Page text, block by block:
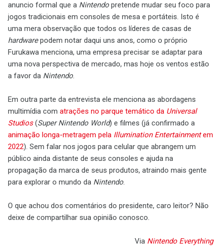
anuncio formal que a Nintendo pretende mudar seu foco para
jogos tradicionais em consoles de mesa e portáteis. Isto é
uma mera observação que todos os líderes de casas de
hardwarepodem notar daqui uns anos, como o próprio
Furukawa menciona, uma empresa precisar se adaptar para
uma nova perspectiva de mercado, mas hoje os ventos estão
a favor da Nintendo.
Em outra parte da entrevista ele menciona as abordagens
multimídia com atrações no parque temático da Universal
Studios(Super Nintendo World) e filmes (já confirmado a
animação longa-metragem pela Illumination Entertainmentem
2022). Sem falar nos jogos para celular que abrangem um
público ainda distante de seus consoles e ajuda na
propagação da marca de seus produtos, atraindo mais gente
para explorar o mundo da Nintendo.
O que achou dos comentários do presidente, caro leitor? Não
deixe de compartilhar sua opinião conosco.
Via Nintendo Everything